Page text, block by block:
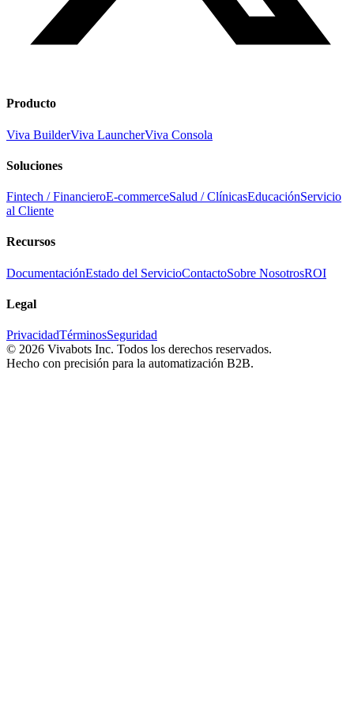
Producto
Viva BuilderViva LauncherViva Consola
Soluciones
Fintech / FinancieroE-commerceSalud / ClínicasEducaciónServicio
al Cliente
Recursos
DocumentaciónEstado del ServicioContactoSobre NosotrosROI
Legal
PrivacidadTérminosSeguridad
© 2026 Vivabots Inc. Todos los derechos reservados.
Hecho con precisión para la automatización B2B.